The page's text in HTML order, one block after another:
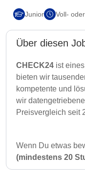
Junior Voll-
Über diesen
CHECK24 ist
bieten wir
kompetente und
wir
Preisvergleich seit
Wenn Du etwas
(mindestens 20